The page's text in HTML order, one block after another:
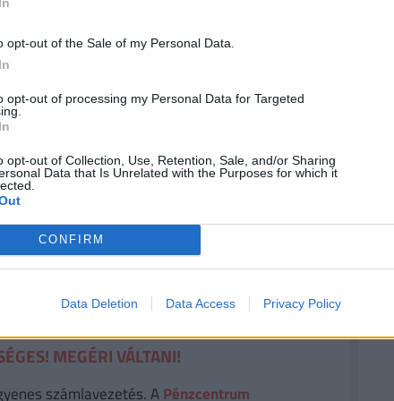
opt-out of the Sale of my Personal Data.
opt-out of processing my Personal Data for Targeted
opt-out of Collection, Use, Retention, Sale, and/or Sharing
Data that Is Unrelated with the Purposes for which it
CONFIRM
Data Deletion Data Access Privacy Policy
- a munkaerőpiacra most kikerült sok
tartósan regisztráltak közé. Ők azok, akik
Kedvezőnek tűnő tendencia, hogy
pedig még csökkent is, 8,2 %ponttal.
beáramlás értelemszerűen leviszi a tartósak
regisztrációban töltött idő 350 napról
álláskeresési ellátásra, számuk az utolsó
álláskeresési (vagy vállalkozói) járadékban,
MEGÉRI VÁLTANI!
számlavezetés. APénzcentrum